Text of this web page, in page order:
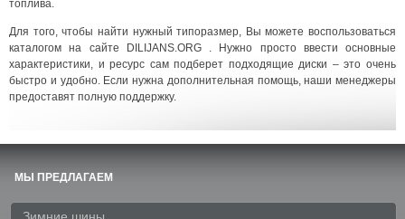
топлива.
Для того, чтобы найти нужный типоразмер, Вы можете воспользоваться
каталогом на сайте DILIJANS.ORG . Нужно просто ввести основные
характеристики, и ресурс сам подберет подходящие диски – это очень
быстро и удобно. Если нужна дополнительная помощь, наши менеджеры
предоставят полную поддержку.
МЫ ПРЕДЛАГАЕМ